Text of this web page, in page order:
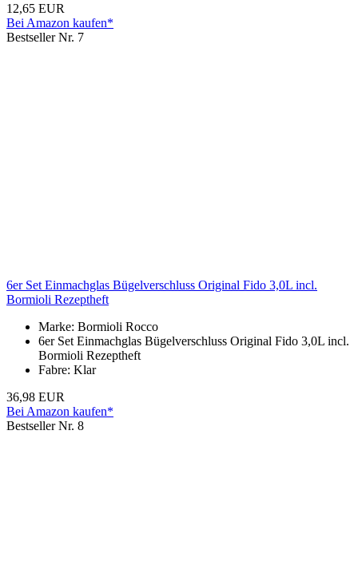
12,65 EUR
Bei Amazon kaufen*
Bestseller Nr. 7
6er Set Einmachglas Bügelverschluss Original Fido 3,0L incl.
Bormioli Rezeptheft
Marke: Bormioli Rocco
6er Set Einmachglas Bügelverschluss Original Fido 3,0L incl.
Bormioli Rezeptheft
Fabre: Klar
36,98 EUR
Bei Amazon kaufen*
Bestseller Nr. 8